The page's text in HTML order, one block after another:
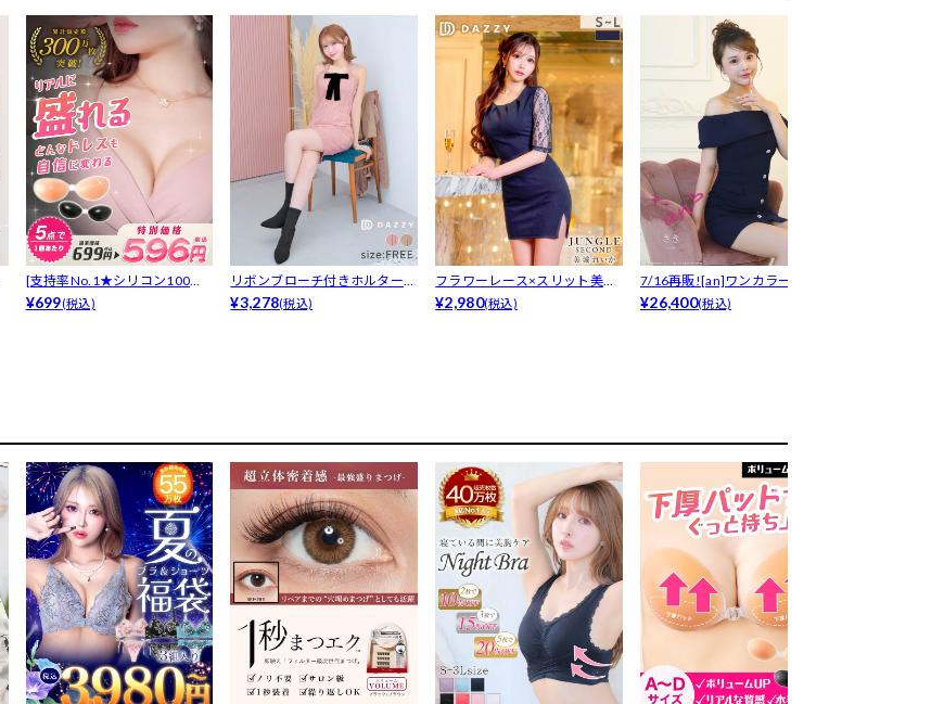
[支持率No.1★シリコン100％
ヌー...
¥699(税込)
リボンブローチ付きホルターネ
ックニット...
¥3,278(税込)
フラワーレース×スリット美脚
魅せで色気...
¥2,980(税込)
7/16再販![an]ワンカラーオフ
シ...
¥26,400(税込)